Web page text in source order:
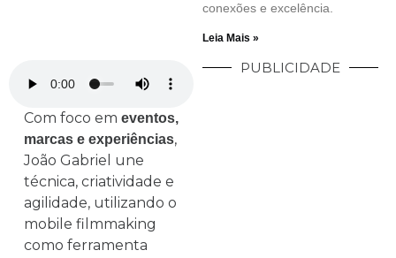
Com foco em eventos,
marcas e experiências,
João Gabriel une
técnica, criatividade e
agilidade, utilizando o
mobile filmmaking
como ferramenta
conexões e excelência.
Leia Mais »
PUBLICIDADE